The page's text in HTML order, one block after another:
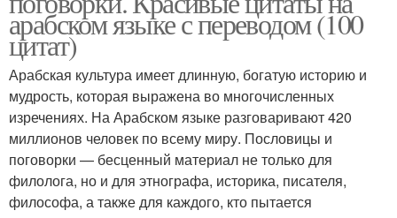
арабском языке с переводом (100
цитат)
Арабская культура имеет длинную, богатую историю и
мудрость, которая выражена во многочисленных
изречениях. На Арабском языке разговаривают 420
миллионов человек по всему миру. Пословицы и
поговорки — бесценный материал не только для
филолога, но и для этнографа, историка, писателя,
философа, а также для каждого, кто пытается